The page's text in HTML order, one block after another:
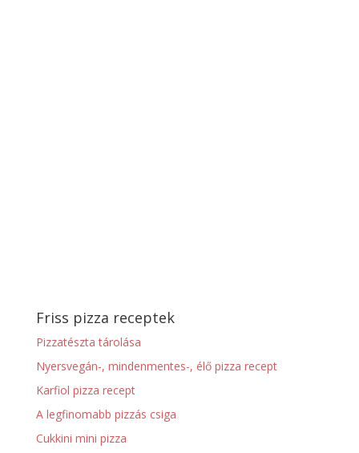
Friss pizza receptek
Pizzatészta tárolása
Nyersvegán-, mindenmentes-, élő pizza recept
Karfiol pizza recept
A legfinomabb pizzás csiga
Cukkini mini pizza